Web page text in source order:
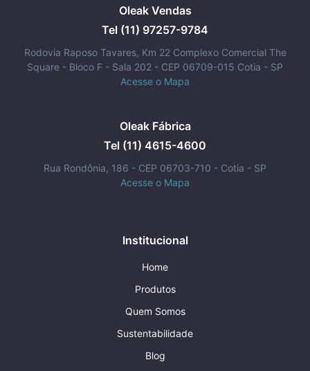
Oleak Vendas
Tel (11) 97257-9784
Rodovia Raposo Tavares, Km 22 Complexo Comercial The
Square - Bloco F - Sala 202 - CEP 06709-015 Cotia - SP
Acesse o Mapa
Oleak Fábrica
Tel (11) 4615-4600
Rua Rondônia, 186 - CEP 06703-710 - Cotia - SP
Acesse o Mapa
Institucional
Home
Produtos
Quem Somos
Sustentabilidade
Blog